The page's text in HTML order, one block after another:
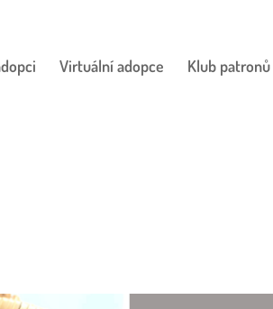
Virtuální adopce Klub patronů